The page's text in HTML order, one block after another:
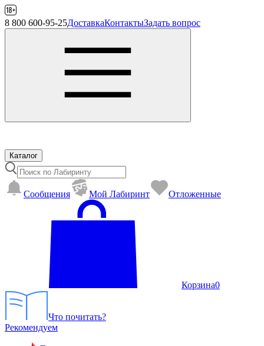
8 800 600-95-25ДоставкаКонтактыЗадать вопрос
Каталог
Сообщения Mой Лабиринт Отложенные
Корзина0
Что почитать?
Рекомендуем